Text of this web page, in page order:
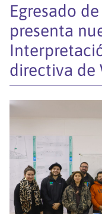
Egresado
presenta
directiva de